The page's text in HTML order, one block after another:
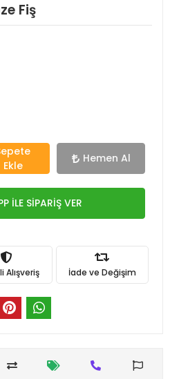
Fiş
Ekle
Hemen Al
İLE SİPARİŞ VER
Alışveriş İade ve Değişim